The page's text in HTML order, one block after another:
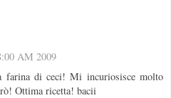
AM 2009
farina di ceci! Mi incuriosisce molto
Ottima ricetta! bacii